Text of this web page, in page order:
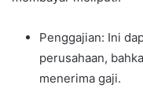
Penggajian: Ini
perusahaan,
menerima gaji.